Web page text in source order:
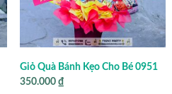
Giỏ Quà Bánh Kẹo Cho Bé 0951
350.000 ₫